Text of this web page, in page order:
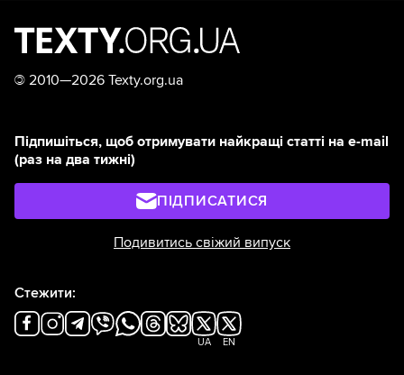
© 2010—2026 Texty.org.ua
Підпишіться, щоб отримувати найкращі статті на e-mail
(раз на два тижні)
ПІДПИСАТИСЯ
Подивитись свіжий випуск
Стежити:
UA EN